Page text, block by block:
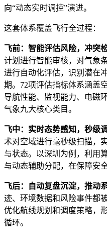
向“动态实时调控”演进。
这套体系覆盖飞行全过程：
飞前：智能评估风险，冲突
计划进行智能审核，对气象
进行自动化评估，识别潜在
期。72项评估指标体系涵盖
导航性能、监视能力、电磁
气象九大核心类目。
飞中：实时态势感知，秒级
术对空域进行毫秒级扫描，
与状态。以深圳为例，利用
与动态辅助分配，在保障安
飞后：自动复盘沉淀，推动
迹、环境数据和风险事件都
优化航线规划和调度策略，
循环。